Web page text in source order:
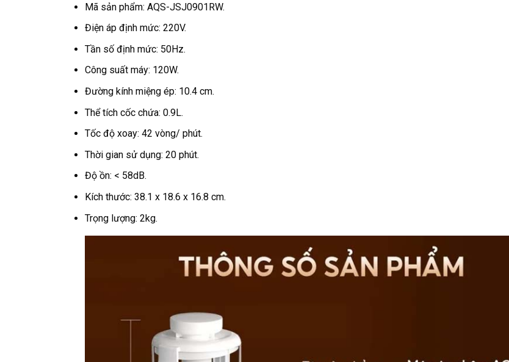
Mã sản phẩm: AQS-JSJ0901RW.
Điện áp định mức: 220V.
Tần số định mức: 50Hz.
Công suất máy: 120W.
Đường kính miệng ép: 10.4 cm.
Thể tích cốc chứa: 0.9L.
Tốc độ xoay: 42 vòng/ phút.
Thời gian sử dụng: 20 phút.
Độ ồn: < 58dB.
Kích thước: 38.1 x 18.6 x 16.8 cm.
Trọng lượng: 2kg.